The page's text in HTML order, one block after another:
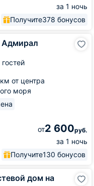
за 1 ночь
Получите378 бонусов
Адмирал
от центра
моря
от2 600руб.
за 1 ночь
Получите130 бонусов
дом на